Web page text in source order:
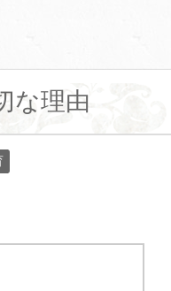
な理由